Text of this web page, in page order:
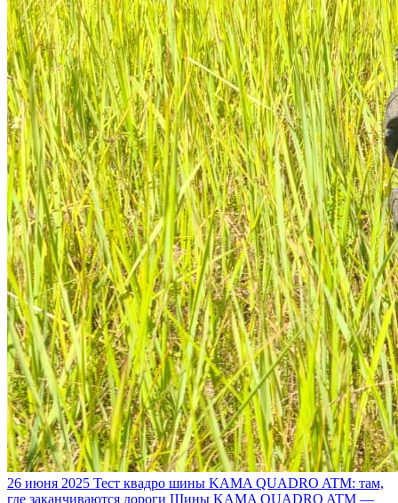
26 июня 2025 Тест квадро шины KAMA QUADRO ATM: там,
где заканчиваются дороги Шины KAMA QUADRO ATM —